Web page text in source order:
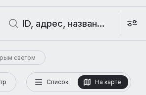
светом
Список На карте